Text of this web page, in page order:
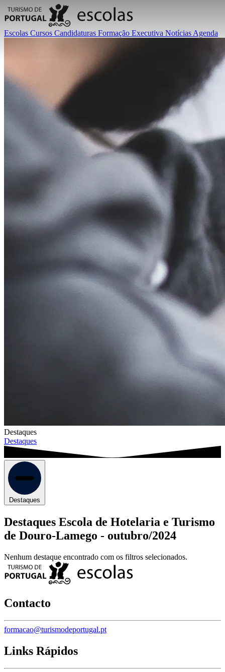
Escolas Cursos Candidaturas Formação Executiva Notícias Agenda
Destaques
Destaques
Destaques
Destaques Escola de Hotelaria e Turismo
de Douro-Lamego - outubro/2024
Nenhum destaque encontrado com os filtros selecionados.
Contacto
formacao@turismodeportugal.pt
Links Rápidos